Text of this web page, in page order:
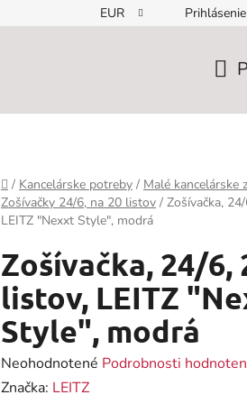
EUR Prihlásenie
Domov
/ Kancelárske potreby / Malé kancelárske
Zošívačky 24/6, na 20 listov / Zošívačka,
LEITZ "Nexxt Style", modrá
Zošívačka, 24/6,
listov, LEITZ
Style", modrá
Priemerné
hodnotenie
Neohodnotené Podrobnosti
Značka: LEITZ